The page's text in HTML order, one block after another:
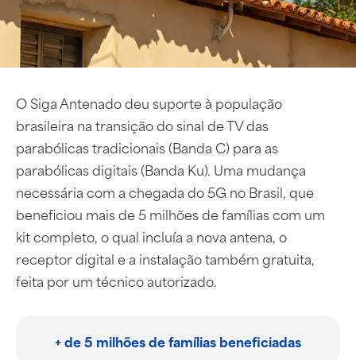
O Siga Antenado deu suporte à população
brasileira na transição do sinal de TV das
parabólicas tradicionais (Banda C) para as
parabólicas digitais (Banda Ku). Uma mudança
necessária com a chegada do 5G no Brasil, que
beneficiou mais de 5 milhões de famílias com um
kit completo, o qual incluía a nova antena, o
receptor digital e a instalação também gratuita,
feita por um técnico autorizado.
+ de 5 milhões de famílias beneficiadas